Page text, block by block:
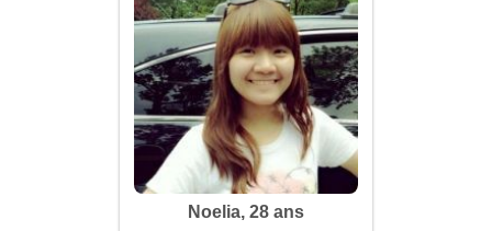
Noelia, 28 ans